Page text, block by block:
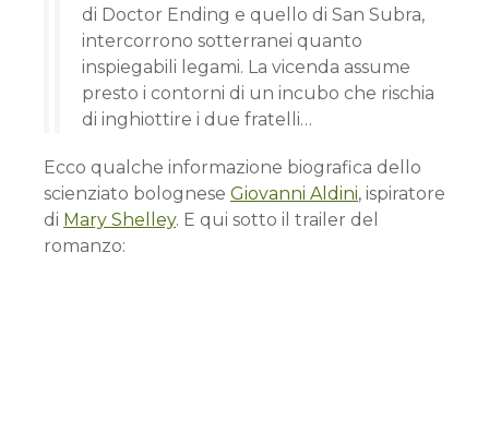
di Doctor Ending e quello di San Subra,
intercorrono sotterranei quanto
inspiegabili legami. La vicenda assume
presto i contorni di un incubo che rischia
di inghiottire i due fratelli…
Ecco qualche informazione biografica dello
scienziato bolognese Giovanni Aldini, ispiratore
di Mary Shelley. E qui sotto il trailer del
romanzo: